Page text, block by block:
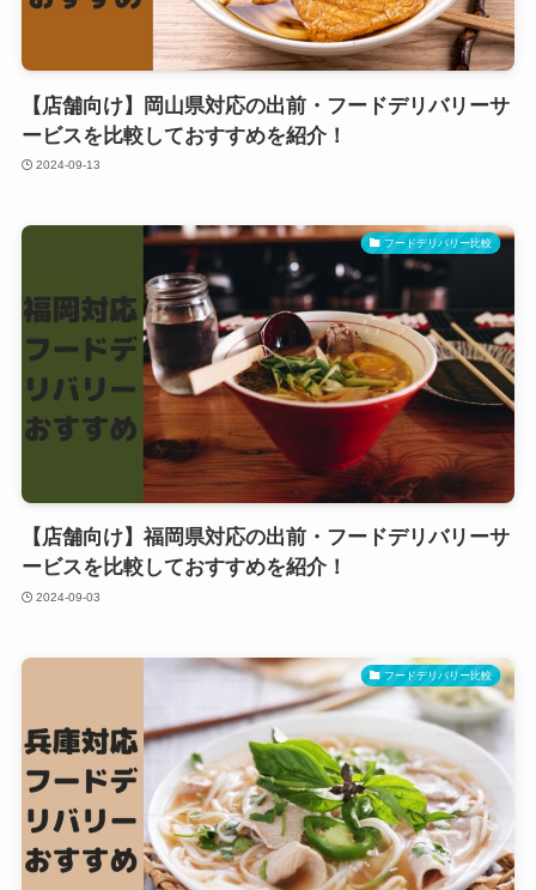
【店舗向け】岡山県対応の出前・フードデリバリーサ
ービスを比較しておすすめを紹介！
2024-09-13
フードデリバリー比較
【店舗向け】福岡県対応の出前・フードデリバリーサ
ービスを比較しておすすめを紹介！
2024-09-03
フードデリバリー比較